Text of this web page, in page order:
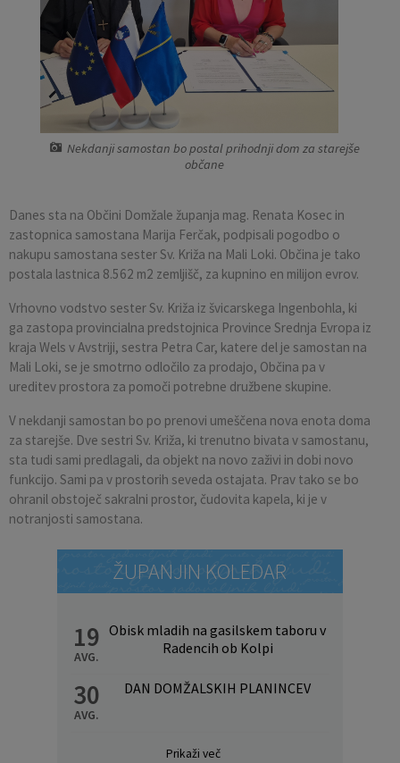
Nekdanji samostan bo postal prihodnji dom za starejše
občane
Danes sta na Občini Domžale županja mag. Renata Kosec in
zastopnica samostana Marija Ferčak, podpisali pogodbo o
nakupu samostana sester Sv. Križa na Mali Loki. Občina je tako
postala lastnica 8.562 m2 zemljišč, za kupnino en milijon evrov.
Vrhovno vodstvo sester Sv. Križa iz švicarskega Ingenbohla, ki
ga zastopa provincialna predstojnica Province Srednja Evropa iz
kraja Wels v Avstriji, sestra Petra Car, katere del je samostan na
Mali Loki, se je smotrno odločilo za prodajo, Občina pa v
ureditev prostora za pomoči potrebne družbene skupine.
V nekdanji samostan bo po prenovi umeščena nova enota doma
za starejše. Dve sestri Sv. Križa, ki trenutno bivata v samostanu,
sta tudi sami predlagali, da objekt na novo zaživi in dobi novo
funkcijo. Sami pa v prostorih seveda ostajata. Prav tako se bo
ohranil obstoječ sakralni prostor, čudovita kapela, ki je v
notranjosti samostana.
ŽUPANJIN KOLEDAR
19
AVG.
Obisk mladih na gasilskem taboru v
Radencih ob Kolpi
30
AVG.
DAN DOMŽALSKIH PLANINCEV
Prikaži več
Pobratene občine
Fotogalerija
Občina Moravče
Mestna občina Ljubljana
Občinska volilna komisija
Krajevne skupnosti
Državni organi
Svet za preventivo in vzgojo v cestnem prometu
Uradne ure
Zaščita in reševanje
Zapuščene živali
Srednja šola Domžale
Urejanje javnih površin
Pomembni kontakti
Bilteni
Glasilo Slamnik
Proračun Občine
Lokalne volitve